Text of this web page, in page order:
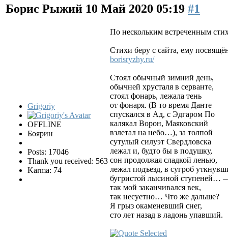
Борис Рыжий 10 Май 2020 05:19 #1
Grigoriy
OFFLINE
Боярин
Posts: 17046
Thank you received: 563
Karma: 74
По нескольким встреченным
Стихи беру с сайта, ему
borisryzhy.ru/
Стоял обычный зимний день,
обычней хрусталя в серванте,
стоял фонарь, лежала тень
от фонаря. (В то время Данте
спускался в Ад, с Эдгаром По
калякал Ворон, Маяковский
взлетал на небо…), за толпой
сутулый силуэт Свердловска
лежал и, будто бы в подушку,
сон продолжая сладкой ленью,
лежал подъезд, в сугроб
бугристой лысиной ступеней…
так мой заканчивался век,
так несуетно… Что же дальше?
Я грыз окаменевший снег,
сто лет назад в ладонь упавший.